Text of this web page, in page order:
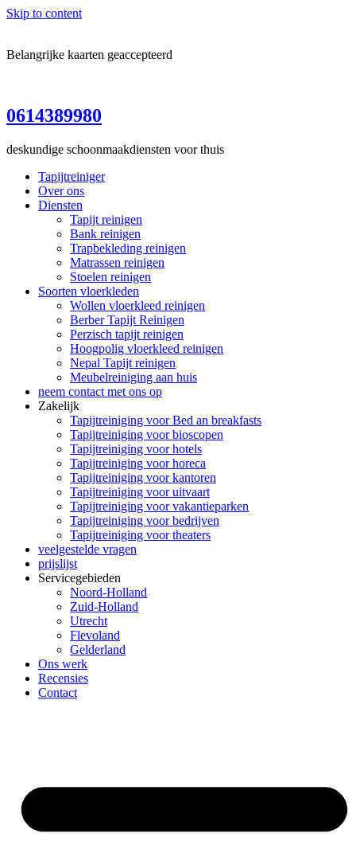
Skip to content
Belangrijke kaarten geaccepteerd
0614389980
deskundige schoonmaakdiensten voor thuis
Tapijtreiniger
Over ons
Diensten
Tapijt reinigen
Bank reinigen
Trapbekleding reinigen
Matrassen reinigen
Stoelen reinigen
Soorten vloerkleden
Wollen vloerkleed reinigen
Berber Tapijt Reinigen
Perzisch tapijt reinigen
Hoogpolig vloerkleed reinigen
Nepal Tapijt reinigen
Meubelreiniging aan huis
neem contact met ons op
Zakelijk
Tapijtreiniging voor Bed an breakfasts
Tapijtreiniging voor bioscopen
Tapijtreiniging voor hotels
Tapijtreiniging voor horeca
Tapijtreiniging voor kantoren
Tapijtreiniging voor uitvaart
Tapijtreiniging voor vakantieparken
Tapijtreiniging voor bedrijven
Tapijtreiniging voor theaters
veelgestelde vragen
prijslijst
Servicegebieden
Noord-Holland
Zuid-Holland
Utrecht
Flevoland
Gelderland
Ons werk
Recensies
Contact